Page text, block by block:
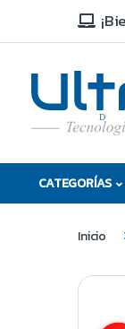
D
CATEGORÍAS
Inicio